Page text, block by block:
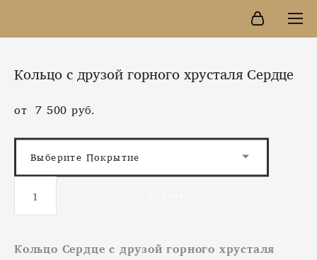
Кольцо с друзой горного хрусталя Сердце
от 7 500 pуб.
Выберите Покрытие
Кольцо Сердце с друзой горного хрусталя